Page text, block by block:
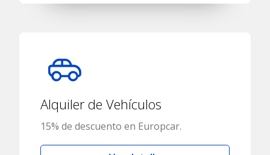
Alquiler de Vehículos
15% de descuento en Europcar.